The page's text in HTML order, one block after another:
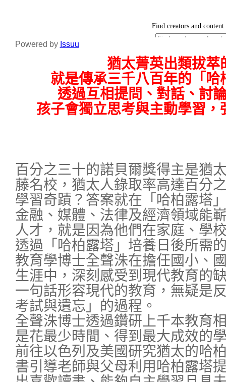
Powered by Issuu
猶太菁英出類拔萃
就是傳承三千八百年的「哈
透過互相提問、對話、討
孩子會獨立思考與主動學習，
百分之三十的諾貝爾獎得主是猶
藤名校，猶太人錄取率高達百分
學習奇蹟？答案就在「哈柏露塔
金融、媒體、法律及經濟領域能
人才，就是因為他們在家庭、學
透過「哈柏露塔」培養日後所需
教育學博士全聲洙在擔任國小、
生涯中，深刻感受到現代教育的
一句話形容現代的教育，無疑是
考試與遺忘」的過程。
全聲洙博士透過鑽研上千本教育
是花最少時間、得到最大成效的
前往以色列及美國研究猶太的哈
書引導老師與父母利用哈柏露塔